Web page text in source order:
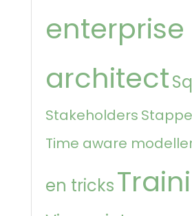
enterprise
architect
Stakeholders
Time aware
en tricks